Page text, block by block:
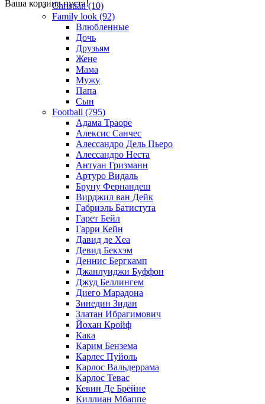
Ваша корзина пуста!
Christian (10)
Family look (92)
Влюбленные
Дочь
Друзьям
Жене
Мама
Мужу
Папа
Сын
Football (795)
Адама Траоре
Алексис Санчес
Алессандро Дель Пьеро
Алессандро Неста
Антуан Гризманн
Артуро Видаль
Бруну Фернандеш
Вирджил ван Дейк
Габриэль Батистута
Гарет Бейл
Гарри Кейн
Давид де Хеа
Девид Бекхэм
Деннис Бергкамп
Джанлуиджи Буффон
Джуд Беллингем
Диего Марадона
Зинедин Зидан
Златан Ибрагимович
Йохан Кройф
Кака
Карим Бензема
Карлес Пуйоль
Карлос Вальдеррама
Карлос Тевас
Кевин Де Брёйне
Киллиан Мбаппе